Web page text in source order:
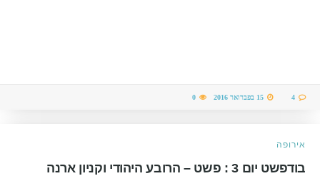
אירופה
בודפשט יום 3 : פשט – הרובע היהודי וקניון ארנה